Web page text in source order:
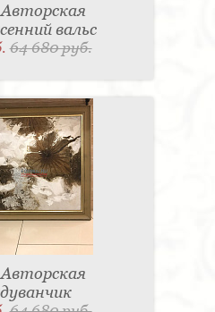
вальс
64 680 руб.